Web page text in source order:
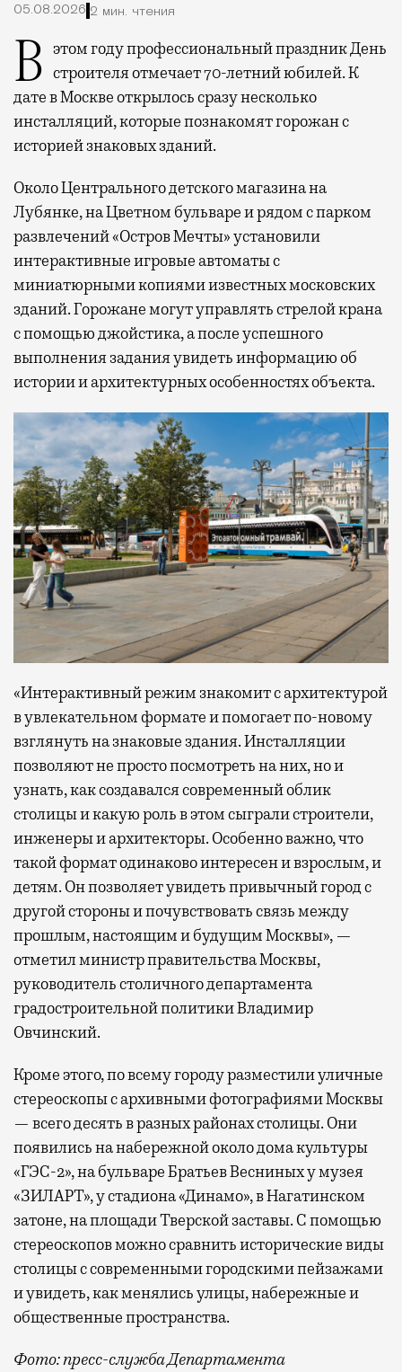
05.08.2026 2 мин. чтения
В этом году профессиональный праздник День строителя отмечает 70-летний юбилей. К
дате в Москве открылось сразу несколько
инсталляций, которые познакомят горожан с
историей знаковых зданий.
Около Центрального детского магазина на
Лубянке, на Цветном бульваре и рядом с парком
развлечений «Остров Мечты» установили
интерактивные игровые автоматы с
миниатюрными копиями известных московских
зданий. Горожане могут управлять стрелой крана
с помощью джойстика, а после успешного
выполнения задания увидеть информацию об
истории и архитектурных особенностях объекта.
«Интерактивный режим знакомит с архитектурой
в увлекательном формате и помогает по-новому
взглянуть на знаковые здания. Инсталляции
позволяют не просто посмотреть на них, но и
узнать, как создавался современный облик
столицы и какую роль в этом сыграли строители,
инженеры и архитекторы. Особенно важно, что
такой формат одинаково интересен и взрослым, и
детям. Он позволяет увидеть привычный город с
другой стороны и почувствовать связь между
прошлым, настоящим и будущим Москвы», —
отметил министр правительства Москвы,
руководитель столичного департамента
градостроительной политики Владимир
Овчинский.
Кроме этого, по всему городу разместили уличные
стереоскопы с архивными фотографиями Москвы
— всего десять в разных районах столицы. Они
появились на набережной около дома культуры
«ГЭС-2», на бульваре Братьев Весниных у музея
«ЗИЛАРТ», у стадиона «Динамо», в Нагатинском
затоне, на площади Тверской заставы. С помощью
стереоскопов можно сравнить исторические виды
столицы с современными городскими пейзажами
и увидеть, как менялись улицы, набережные и
общественные пространства.
Фото: пресс-служба Департамента